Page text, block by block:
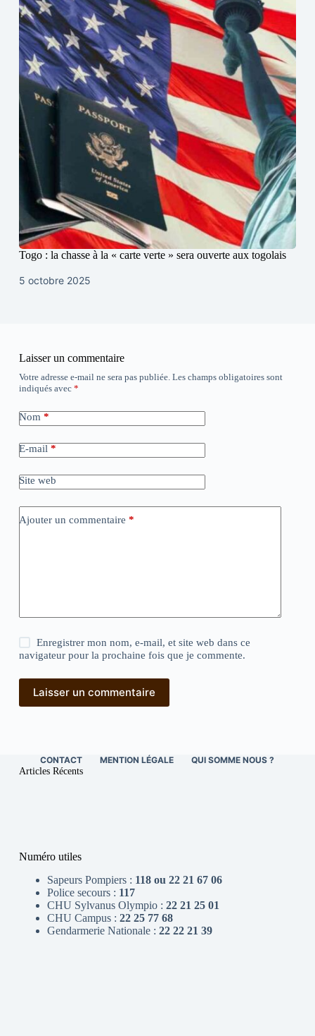
Togo : la chasse à la « carte verte » sera ouverte aux togolais
5 octobre 2025
Laisser un commentaire
Votre adresse e-mail ne sera pas publiée. Les champs obligatoires sont
indiqués avec *
Nom *
E-mail *
Site web
Ajouter un commentaire *
Enregistrer mon nom, e-mail, et site web dans ce
navigateur pour la prochaine fois que je commente.
Laisser un commentaire
CONTACT MENTION LÉGALE QUI SOMME NOUS ?
Articles Récents
Numéro utiles
Sapeurs Pompiers : 118 ou 22 21 67 06
Police secours : 117
CHU Sylvanus Olympio : 22 21 25 01
CHU Campus : 22 25 77 68
Gendarmerie Nationale : 22 22 21 39